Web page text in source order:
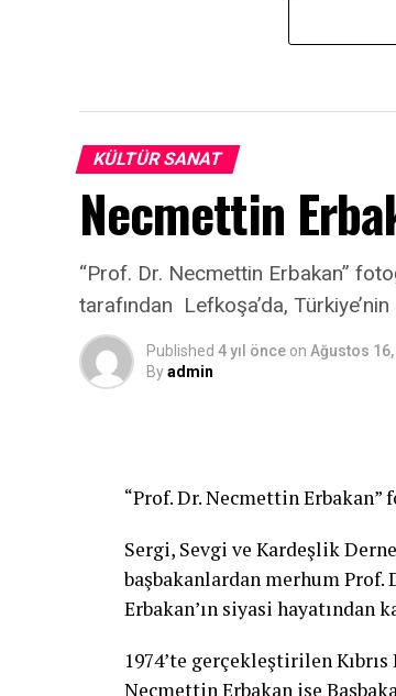
KÜLTÜR SANAT
Necmettin
“Prof. Dr. Necmettin Erbakan”
tarafından Lefkoşa’da,
Published 4 yıl önce on Ağustos
Byadmin
“Prof. Dr. Necmettin Erbakan”
Sergi, Sevgi ve Kardeşlik
başbakanlardan merhum Prof.
Erbakan’ın siyasi hayatından
1974’te gerçekleştirilen
Necmettin Erbakan ise